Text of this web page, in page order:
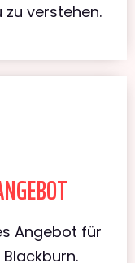
verstehen.
Angebot für